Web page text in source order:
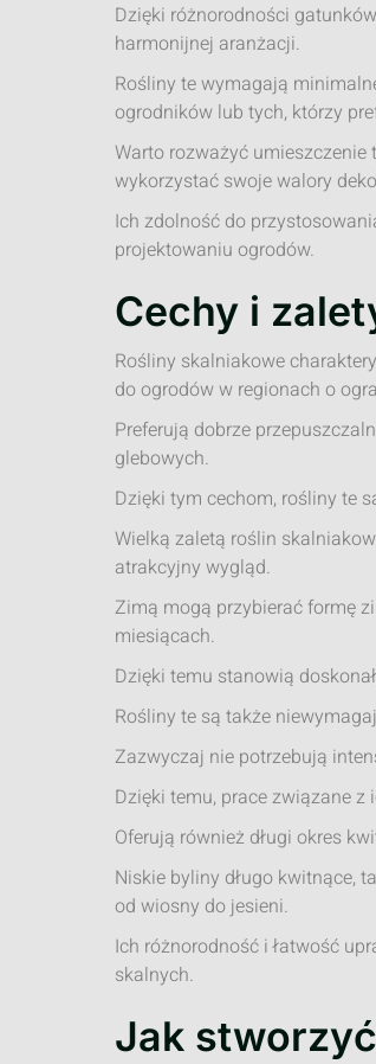
Dzięki różnorodności
harmonijnej aranżacji.
Rośliny te wymagają
ogrodników lub tych, którzy
Warto rozważyć umieszczenie
wykorzystać swoje walory
Ich zdolność do
projektowaniu ogrodów.
Cechy i
Rośliny skalniakowe
do ogrodów w regionach o
Preferują dobrze
glebowych.
Dzięki tym cechom, rośliny te
Wielką zaletą roślin
atrakcyjny wygląd.
Zimą mogą przybierać formę
miesiącach.
Dzięki temu stanowią
Rośliny te są także
Zazwyczaj nie potrzebują
Dzięki temu, prace związane
Oferują również długi okres
Niskie byliny długo kwitnące,
od wiosny do jesieni.
Ich różnorodność i łatwość
skalnych.
Jak